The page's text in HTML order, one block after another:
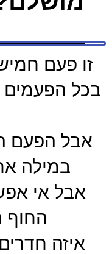
זו פעם
בכל הפעמים
אבל הפעם
במילה
אבל אי
איזה